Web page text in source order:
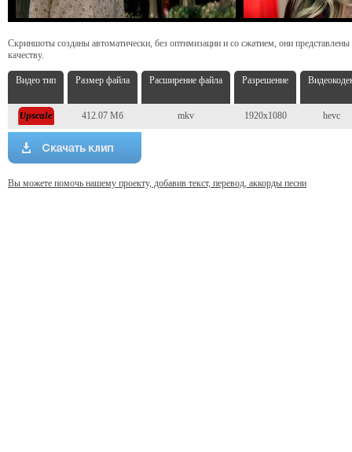
Скриншоты созданы автоматически, без оптимизации и со сжатием, они
качеству.
Видео тип Размер файла Расширение файла Разрешение
412.07 Мб mkv 1920x1080 hevc
Вы можете помочь нашему проекту, добавив текст, перевод, аккорды песни